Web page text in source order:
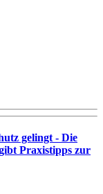
gelingt - Die
Praxistipps zur